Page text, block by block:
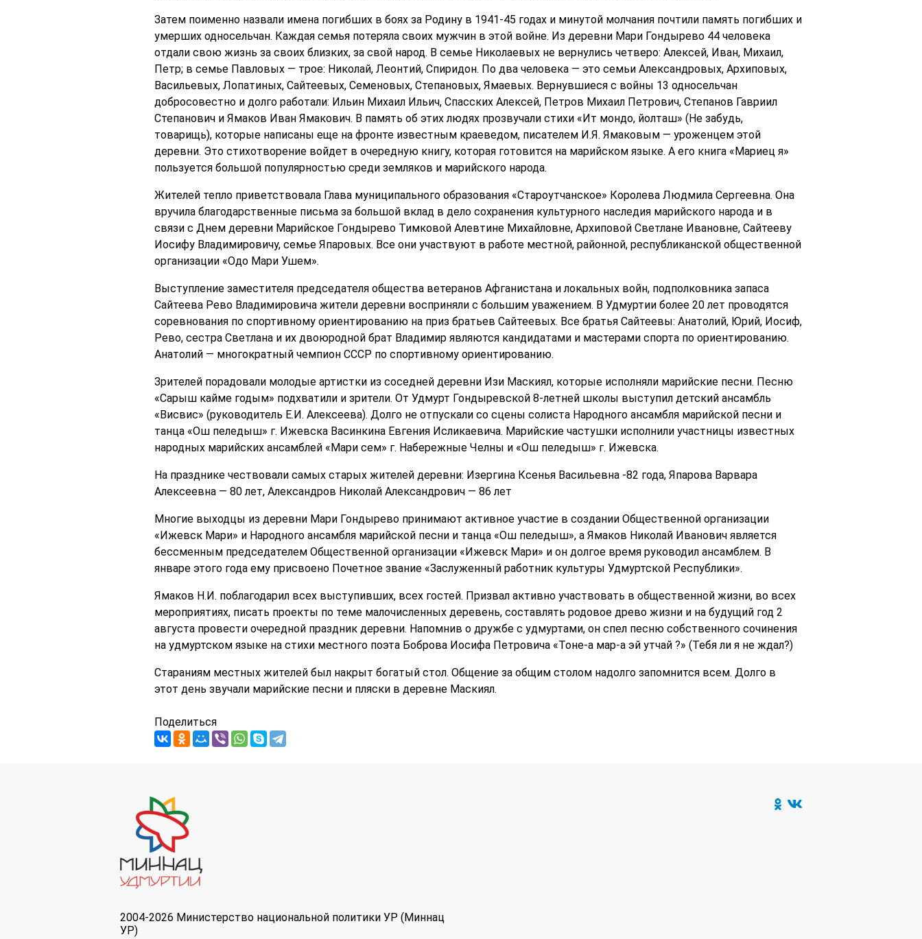
Затем поименно назвали имена погибших в боях за Родину в 1941-45 годах и минутой молчания почтили память погибших и
умерших односельчан. Каждая семья потеряла своих мужчин в этой войне. Из деревни Мари Гондырево 44 человека
отдали свою жизнь за своих близких, за свой народ. В семье Николаевых не вернулись четверо: Алексей, Иван, Михаил,
Петр; в семье Павловых — трое: Николай, Леонтий, Спиридон. По два человека — это семьи Александровых, Архиповых,
Васильевых, Лопатиных, Сайтеевых, Семеновых, Степановых, Ямаевых. Вернувшиеся с войны 13 односельчан
добросовестно и долго работали: Ильин Михаил Ильич, Спасских Алексей, Петров Михаил Петрович, Степанов Гавриил
Степанович и Ямаков Иван Ямакович. В память об этих людях прозвучали стихи «Ит мондо, йолташ» (Не забудь,
товарищь), которые написаны еще на фронте известным краеведом, писателем И.Я. Ямаковым — уроженцем этой
деревни. Это стихотворение войдет в очередную книгу, которая готовится на марийском языке. А его книга «Мариец я»
пользуется большой популярностью среди земляков и марийского народа.
Жителей тепло приветствовала Глава муниципального образования «Староутчанское» Королева Людмила Сергеевна. Она
вручила благодарственные письма за большой вклад в дело сохранения культурного наследия марийского народа и в
связи с Днем деревни Марийское Гондырево Тимковой Алевтине Михайловне, Архиповой Светлане Ивановне, Сайтееву
Иосифу Владимировичу, семье Япаровых. Все они участвуют в работе местной, районной, республиканской общественной
организации «Одо Мари Ушем».
Выступление заместителя председателя общества ветеранов Афганистана и локальных войн, подполковника запаса
Сайтеева Рево Владимировича жители деревни восприняли с большим уважением. В Удмуртии более 20 лет проводятся
соревнования по спортивному ориентированию на приз братьев Сайтеевых. Все братья Сайтеевы: Анатолий, Юрий, Иосиф,
Рево, сестра Светлана и их двоюродной брат Владимир являются кандидатами и мастерами спорта по ориентированию.
Анатолий — многократный чемпион СССР по спортивному ориентированию.
Зрителей порадовали молодые артистки из соседней деревни Изи Маскиял, которые исполняли марийские песни. Песню
«Сарыш кайме годым» подхватили и зрители. От Удмурт Гондыревской 8-летней школы выступил детский ансамбль
«Висвис» (руководитель Е.И. Алексеева). Долго не отпускали со сцены солиста Народного ансамбля марийской песни и
танца «Ош пеледыш» г. Ижевска Васинкина Евгения Исликаевича. Марийские частушки исполнили участницы известных
народных марийских ансамблей «Мари сем» г. Набережные Челны и «Ош пеледыш» г. Ижевска.
На празднике чествовали самых старых жителей деревни: Изергина Ксенья Васильевна -82 года, Япарова Варвара
Алексеевна — 80 лет, Александров Николай Александрович — 86 лет
Многие выходцы из деревни Мари Гондырево принимают активное участие в создании Общественной организации
«Ижевск Мари» и Народного ансамбля марийской песни и танца «Ош пеледыш», а Ямаков Николай Иванович является
бессменным председателем Общественной организации «Ижевск Мари» и он долгое время руководил ансамблем. В
январе этого года ему присвоено Почетное звание «Заслуженный работник культуры Удмуртской Республики».
Ямаков Н.И. поблагодарил всех выступивших, всех гостей. Призвал активно участвовать в общественной жизни, во всех
мероприятиях, писать проекты по теме малочисленных деревень, составлять родовое древо жизни и на будущий год 2
августа провести очередной праздник деревни. Напомнив о дружбе с удмуртами, он спел песню собственного сочинения
на удмуртском языке на стихи местного поэта Боброва Иосифа Петровича «Тоне-а мар-а эй утчай ?» (Тебя ли я не ждал?)
Стараниям местных жителей был накрыт богатый стол. Общение за общим столом надолго запомнится всем. Долго в
этот день звучали марийские песни и пляски в деревне Маскиял.
Поделиться
2004-2026 Министерство национальной политики УР (Миннац
УР)